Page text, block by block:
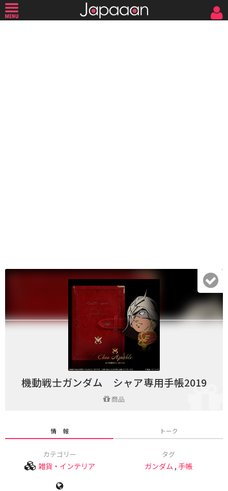
機動戦士ガンダム シャア専用手帳2019
商品
情 報 トーク
カテゴリー
雑貨・インテリア
タグ
ガンダム , 手帳